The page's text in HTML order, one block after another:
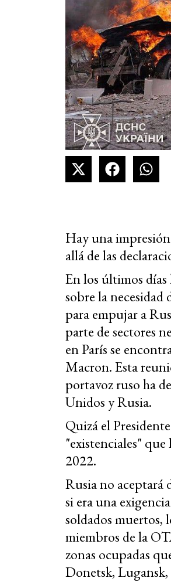
Hay una impresión
allá de las
En los últimos
sobre la
para empujar a
parte de sectores
en París se
Macron. Esta
portavoz ruso ha
Unidos y Rusia.
Quizá el
"existenciales"
2022.
Rusia no aceptará
si era una
soldados muertos,
miembros de la
zonas ocupadas
Donetsk,